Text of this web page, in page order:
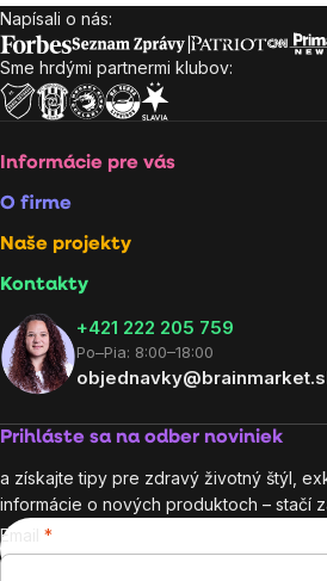
Zápätie
Napísali o nás:
Sme hrdými partnermi klubov:
Informácie pre vás
O firme
Naše projekty
Kontakty
+421 222 205 759
Po–Pia: 8:00–18:00
Prihláste sa na odber noviniek
a získajte tipy pre zdravý životný štýl,
informácie o nových produktoch – stačí
Email